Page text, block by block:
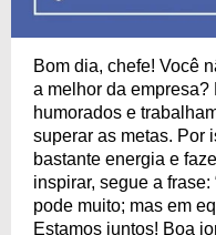
Bom dia, chefe! Você
a melhor da
humorados e
superar as metas. Por
bastante energia e
inspirar, segue a
pode muito; mas em
Estamos juntos! Boa